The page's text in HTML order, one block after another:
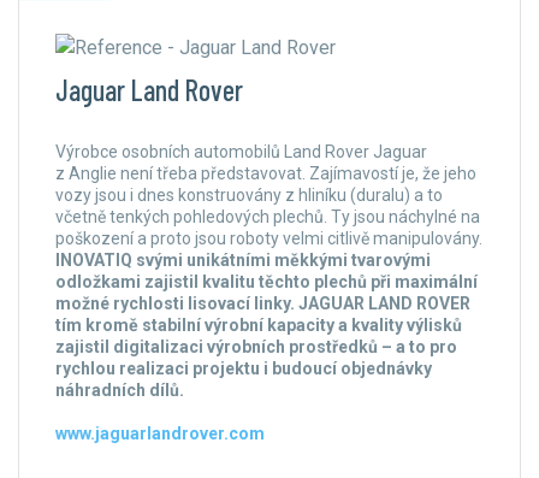
Jaguar Land Rover
Výrobce osobních automobilů Land Rover Jaguar
z Anglie není třeba představovat. Zajímavostí je, že jeho
vozy jsou i dnes konstruovány z hliníku (duralu) a to
včetně tenkých pohledových plechů. Ty jsou náchylné na
poškození a proto jsou roboty velmi citlivě manipulovány.
INOVATIQ svými unikátními měkkými tvarovými
odložkami zajistil kvalitu těchto plechů při maximální
možné rychlosti lisovací linky. JAGUAR LAND ROVER
tím kromě stabilní výrobní kapacity a kvality výlisků
zajistil digitalizaci výrobních prostředků – a to pro
rychlou realizaci projektu i budoucí objednávky
náhradních dílů.
www.jaguarlandrover.com